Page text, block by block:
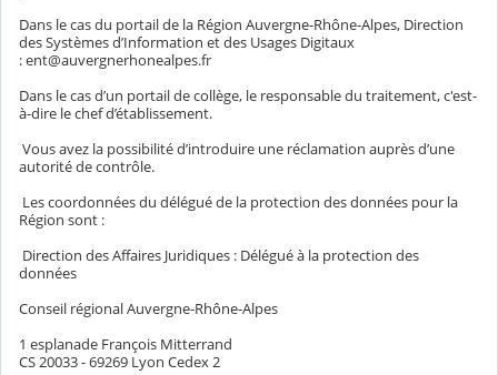
Dans le cas du portail de la Région Auvergne-Rhône-Alpes, Direction
des Systèmes d’Information et des Usages Digitaux
: ent@auvergnerhonealpes.fr
Dans le cas d’un portail de collège, le responsable du traitement, c'est-
à-dire le chef d’établissement.
Vous avez la possibilité d’introduire une réclamation auprès d’une
autorité de contrôle.
Les coordonnées du délégué de la protection des données pour la
Région sont :
Direction des Affaires Juridiques : Délégué à la protection des
données
Conseil régional Auvergne-Rhône-Alpes
1 esplanade François Mitterrand
CS 20033 - 69269 Lyon Cedex 2